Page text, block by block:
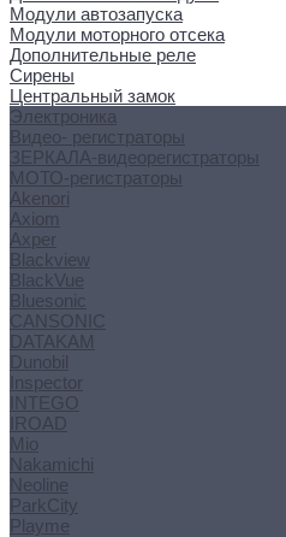
Модули автозапуска
Модули моторного отсека
Дополнительные реле
Сирены
Центральный замок
Электроника
Видео- регистраторы
ЗЕРКАЛА-видеорегистраторы
МОТО-регистраторы
Akenori
Axiom
Axper
Blackview
BlackVue
Bluesonic
CANSONIC
DATAKAM
Dunobil
Inspector
INTEGO
IROAD
Mio
Nakamichi
Neoline
ParkCity
Playme